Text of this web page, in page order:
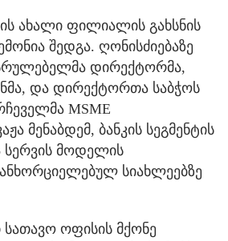
ახალი ფილიალის გახსნის
შედგა. ღონისძიებაზე
დირექტორმა,
და დირექტორთა საბჭოს
MSME
მენაბდემ, ბანკის სეგმენტის
მოდელის
სიახლეებზე
სათავო ოფისის მქონე